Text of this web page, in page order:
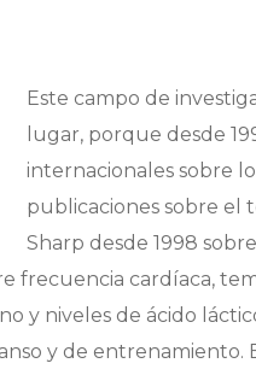
Este campo de
lugar, porque desde
internacionales sobre
publicaciones sobre el
Sharp desde 1998
frecuencia cardíaca,
y niveles de ácido
y de